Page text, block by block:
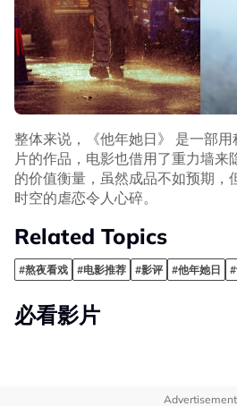
整体来说，《他年她日》 是一部
片的作品，电影也借用了重力墙来
的价值衡量，虽然成品不如预期，
时空的虐恋令人心碎。
Related Topics
#熬夜看戏 #电影推荐 #影评 #他年她日
必看影片
Advertisement